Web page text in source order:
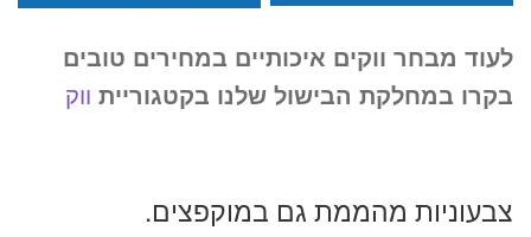
לעוד מבחר ווקים איכותיים במחירים טובים
בקרו במחלקת הבישול שלנו בקטגוריית ווק
צבעוניות מהממת גם במוקפצים.